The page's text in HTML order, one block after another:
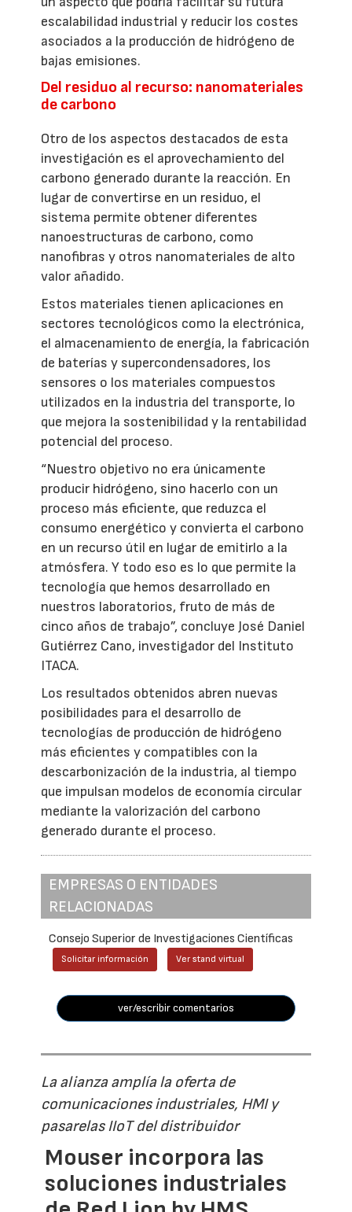
escalabilidad industrial y reducir los costes
asociados a la producción de hidrógeno de
bajas emisiones.
Del residuo al recurso: nanomateriales
de carbono
Otro de los aspectos destacados de esta
investigación es el aprovechamiento del
carbono generado durante la reacción. En
lugar de convertirse en un residuo, el
sistema permite obtener diferentes
nanoestructuras de carbono, como
nanofibras y otros nanomateriales de alto
valor añadido.
Estos materiales tienen aplicaciones en
sectores tecnológicos como la electrónica,
el almacenamiento de energía, la fabricación
de baterías y supercondensadores, los
sensores o los materiales compuestos
utilizados en la industria del transporte, lo
que mejora la sostenibilidad y la rentabilidad
potencial del proceso.
“Nuestro objetivo no era únicamente
producir hidrógeno, sino hacerlo con un
proceso más eficiente, que reduzca el
consumo energético y convierta el carbono
en un recurso útil en lugar de emitirlo a la
atmósfera. Y todo eso es lo que permite la
tecnología que hemos desarrollado en
nuestros laboratorios, fruto de más de
cinco años de trabajo”, concluye José Daniel
Gutiérrez Cano, investigador del Instituto
ITACA.
Los resultados obtenidos abren nuevas
posibilidades para el desarrollo de
tecnologías de producción de hidrógeno
más eficientes y compatibles con la
descarbonización de la industria, al tiempo
que impulsan modelos de economía circular
mediante la valorización del carbono
generado durante el proceso.
EMPRESAS O ENTIDADES
RELACIONADAS
Consejo Superior de Investigaciones Científicas
Solicitar información Ver stand virtual
ver/escribir comentarios
La alianza amplía la oferta de
comunicaciones industriales, HMI y
pasarelas IIoT del distribuidor
Mouser incorpora las
soluciones industriales